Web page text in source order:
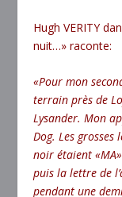
Hugh VERITY
nuit…» raconte:
«Pour mon
terrain près de
Lysander. Mon
Dog. Les
noir étaient
puis la lettre de
pendant une